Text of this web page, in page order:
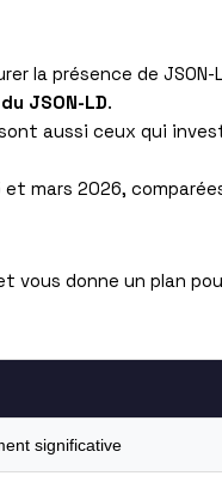
présence de JSON-
JSON-LD.
aussi ceux qui
mars 2026,
vous donne un plan
significative